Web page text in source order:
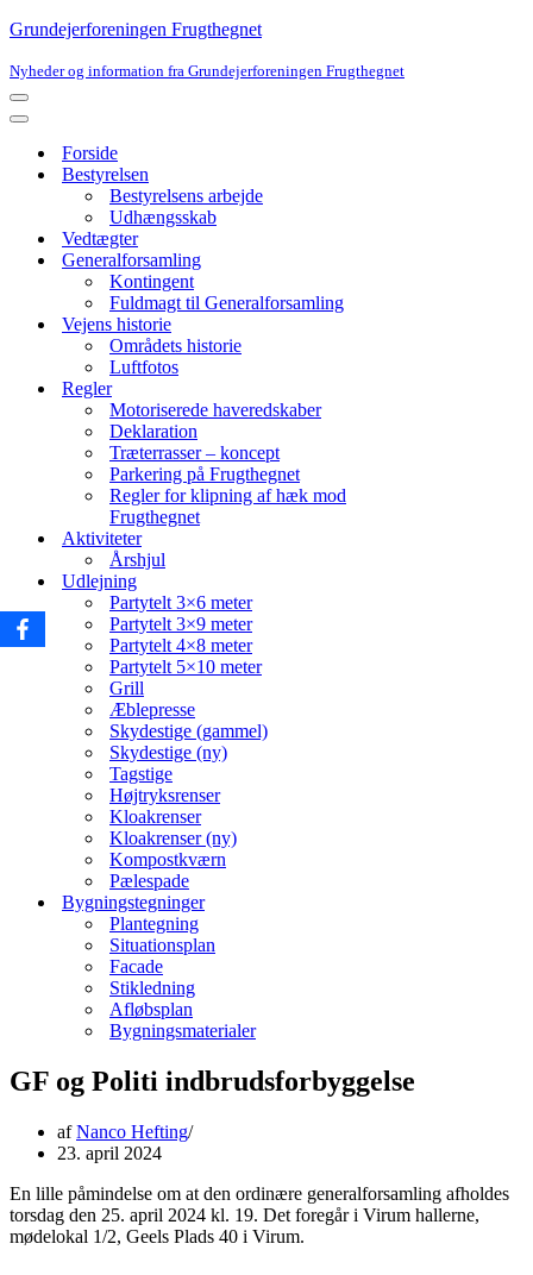
Grundejerforeningen Frugthegnet
Nyheder og information fra Grundejerforeningen Frugthegnet
Navigation
menu
Navigation
Forside
Bestyrelsen
Bestyrelsens arbejde
Udhængsskab
Vedtægter
Generalforsamling
Kontingent
Fuldmagt til Generalforsamling
Vejens historie
Områdets historie
Luftfotos
Regler
Motoriserede haveredskaber
Deklaration
Træterrasser – koncept
Parkering på Frugthegnet
Regler for klipning af hæk mod
Frugthegnet
Aktiviteter
Årshjul
Udlejning
Partytelt 3×6 meter
Partytelt 3×9 meter
Partytelt 4×8 meter
Partytelt 5×10 meter
Grill
Æblepresse
Skydestige (gammel)
Skydestige (ny)
Tagstige
Højtryksrenser
Kloakrenser
Kloakrenser (ny)
Kompostkværn
Pælespade
Bygningstegninger
Plantegning
Situationsplan
Facade
Stikledning
Afløbsplan
Bygningsmaterialer
GF og Politi indbrudsforbyggelse
afNanco Hefting
23. april 2024
En lille påmindelse om at den ordinære generalforsamling afholdes
torsdag den 25. april 2024 kl. 19. Det foregår i Virum hallerne,
mødelokal 1/2, Geels Plads 40 i Virum.